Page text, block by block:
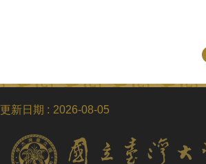
更新日期 2026-08-05